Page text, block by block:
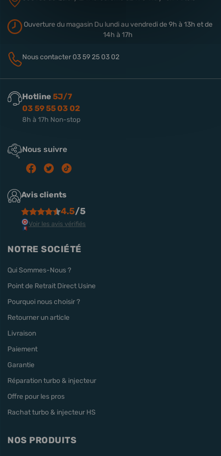
Ouverture du magasinDu lundi au vendredi de 9h à 13h et de
14h à 17h
Nous contacter 03 59 25 03 02
Hotline 5J/7
03 59 55 03 02
8h à 17h Non-stop
Nous suivre
Avis clients
4.5/5
Voir les avis vérifiés
NOTRE SOCIÉTÉ
Qui Sommes-Nous ?
Point de Retrait Direct Usine
Pourquoi nous choisir ?
Retourner un article
Livraison
Paiement
Garantie
Réparation turbo & injecteur
Offre pour les pros
Rachat turbo & injecteur HS
NOS PRODUITS